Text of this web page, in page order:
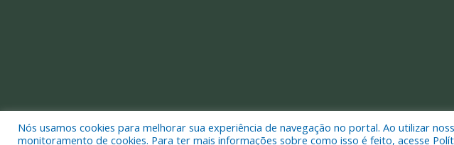
Todos os direitos reservados a Prefeitura Municipal de Limoeiro do Ajuru.
Nós usamos cookies para melhorar sua experiência de navegação no portal. Ao utilizar
monitoramento de cookies. Para ter mais informações sobre como isso é feito, acesse